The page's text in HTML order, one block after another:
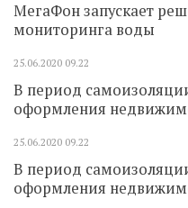
МегаФон запускает
мониторинга воды
25.06.2020 09.22
В период
оформления
25.06.2020 09.22
В период
оформления